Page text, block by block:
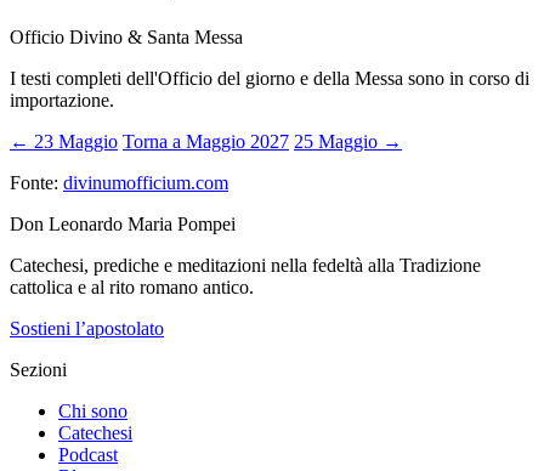
Officio Divino & Santa Messa
I testi completi dell'Officio del giorno e della Messa sono in corso di
importazione.
← 23 Maggio Torna a Maggio 2027 25 Maggio →
Fonte: divinumofficium.com
Don Leonardo Maria Pompei
Catechesi, prediche e meditazioni nella fedeltà alla Tradizione
cattolica e al rito romano antico.
Sostieni l’apostolato
Sezioni
Chi sono
Catechesi
Podcast